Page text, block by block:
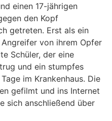
einen 17-jährigen
den Kopf
getreten. Erst als ein
von ihrem Opfer
Schüler, der eine
und ein stumpfes
im Krankenhaus. Die
gefilmt und ins Internet
sich anschließend über